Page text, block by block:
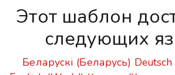
Этот шаблон
следующих
Беларускі (Беларусь)